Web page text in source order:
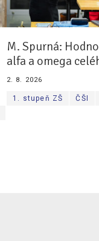
M. Spurná:
alfa a omega
2. 8. 2026
1. stupeň ZŠ ČŠI